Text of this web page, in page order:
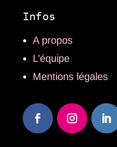
Infos
A propos
L’équipe
Mentions légales